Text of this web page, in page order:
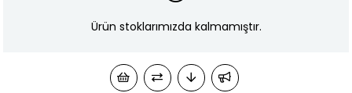
Ürün stoklarımızda kalmamıştır.